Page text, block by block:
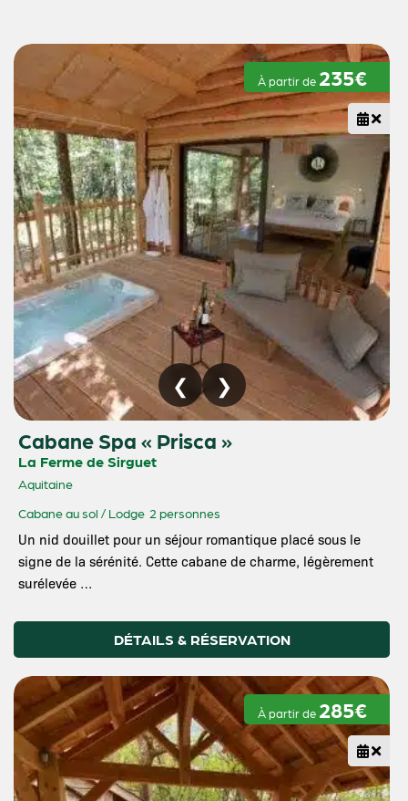
À partir de 235€
Cabane Spa « Prisca »
La Ferme de Sirguet
Aquitaine
Cabane au sol / Lodge 2 personnes
Un nid douillet pour un séjour romantique placé sous le
signe de la sérénité. Cette cabane de charme, légèrement
surélevée …
DÉTAILS & RÉSERVATION
À partir de 285€